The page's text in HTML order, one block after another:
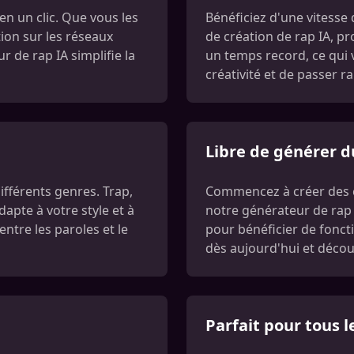
un clic. Que vous les
sur les réseaux
de rap IA simplifie la
Bénéficiez d'une
de création de rap IA,
un temps record, ce
créativité et de passer
genres. Trap,
à votre style et à
les paroles et le
Libre de générer
Commencez à créer
notre générateur de
pour bénéficier de
dès aujourd'hui et
Parfait pour tous